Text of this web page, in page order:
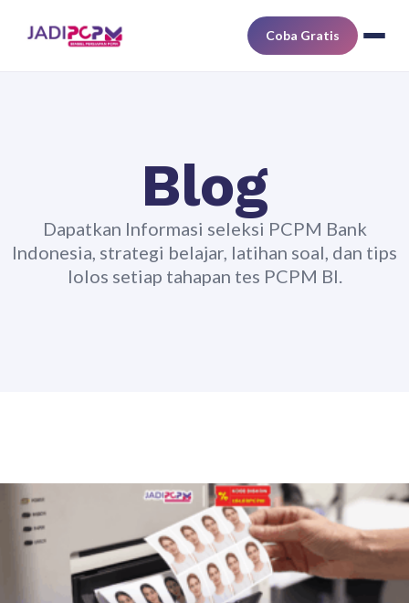
Coba Gratis
Blog
Dapatkan Informasi seleksi PCPM Bank
Indonesia, strategi belajar, latihan soal, dan tips
lolos setiap tahapan tes PCPM BI.